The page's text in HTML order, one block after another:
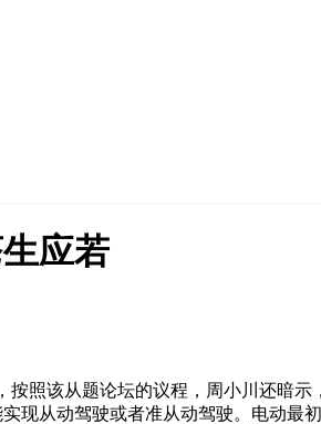
应若
该从题论坛的议程，周小川还暗示
现从动驾驶或者准从动驾驶。电动最